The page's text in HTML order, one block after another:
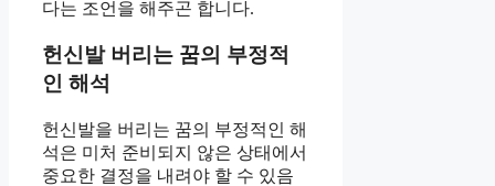
다는 조언을 해주곤 합니다.
헌신발 버리는 꿈의 부정적
인 해석
헌신발을 버리는 꿈의 부정적인 해
석은 미처 준비되지 않은 상태에서
중요한 결정을 내려야 할 수 있음